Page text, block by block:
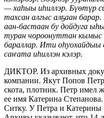
— хаһыы иһиллэр. Бүөтүр
тахсан алгыс алҕаан
аан-бастаан бу дойдуга
туран чороонуттан кымыс
бараллар. Ити
саҥата иһиллэн кэлэр.
ДИКТОР. Из архивных
компании. Якут Попов
скота, плотник. Петр имел
ее имя Катерина
Ситку. У Петра и